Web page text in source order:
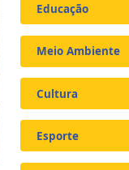
Educação
Meio Ambiente
Cultura
Esporte